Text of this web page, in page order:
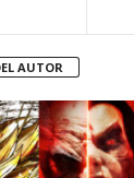
AUTOR